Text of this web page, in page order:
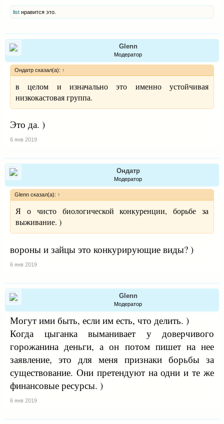
Джамму и Кашмир[29].
list нравится это.
Glenn
Модератор
Ондатр сказал(а): ↑
в целом и изначально это именно устойчивая
низкокастовая группа.
Это да. )
6 янв 2019
Ондатр
Модератор
Glenn сказал(а): ↑
Я о чисто биологической конкуренции, борьбе за
выживание. )
вороны и зайцы это конкурирующие виды? )
6 янв 2019
Glenn
Модератор
Могут ими быть, если им есть, что делить. )
Когда цыганка выманивает у доверчивого
горожанина деньги, а он потом пишет на нее
заявление, это для меня признаки борьбы за
существование. Они претендуют на одни и те же
финансовые ресурсы. )
6 янв 2019